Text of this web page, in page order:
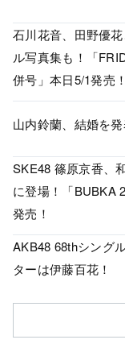
石川花音、田野優
ル写真集も！「
併号」本日5/1発売！
山内鈴蘭、結婚を発
SKE48 篠原京香、
に登場！「BUBKA
発売！
AKB48 68thシング
ターは伊藤百花！